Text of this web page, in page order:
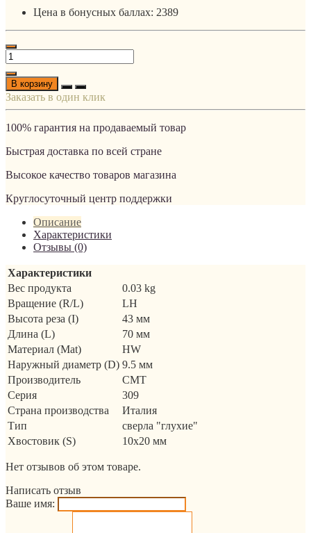
Цена в бонусных баллах: 2389
В корзину
Заказать в один клик
100% гарантия на продаваемый товар
Быстрая доставка по всей стране
Высокое качество товаров магазина
Круглосуточный центр поддержки
Описание
Характеристики
Отзывы (0)
Характеристики
Вес продукта
0.03 kg
Вращение (R/L)
LH
Высота реза (I)
43 мм
Длина (L)
70 мм
Материал (Mat)
HW
Наружный диаметр (D) 9.5 мм
Производитель
CMT
Серия
309
Страна производства
Италия
Тип
сверла "глухие"
Хвостовик (S)
10x20 мм
Нет отзывов об этом товаре.
Написать отзыв
Ваше имя: